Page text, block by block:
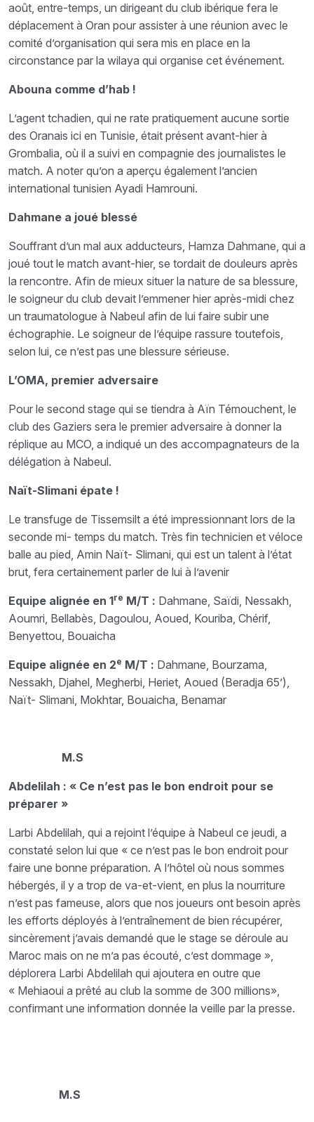
août, entre-temps, un dirigeant du club ibérique fera le
déplacement à Oran pour assister à une réunion avec le
comité d’organisation qui sera mis en place en la
circonstance par la wilaya qui organise cet événement.
Abouna comme d’hab !
L’agent tchadien, qui ne rate pratiquement aucune sortie
des Oranais ici en Tunisie, était présent avant-hier à
Grombalia, où il a suivi en compagnie des journalistes le
match. A noter qu’on a aperçu également l’ancien
international tunisien Ayadi Hamrouni.
Dahmane a joué blessé
Souffrant d’un mal aux adducteurs, Hamza Dahmane, qui a
joué tout le match avant-hier, se tordait de douleurs après
la rencontre. Afin de mieux situer la nature de sa blessure,
le soigneur du club devait l’emmener hier après-midi chez
un traumatologue à Nabeul afin de lui faire subir une
échographie. Le soigneur de l’équipe rassure toutefois,
selon lui, ce n’est pas une blessure sérieuse.
L’OMA, premier adversaire
Pour le second stage qui se tiendra à Aïn Témouchent, le
club des Gaziers sera le premier adversaire à donner la
réplique au MCO, a indiqué un des accompagnateurs de la
délégation à Nabeul.
Naït-Slimani épate !
Le transfuge de Tissemsilt a été impressionnant lors de la
seconde mi- temps du match. Très fin technicien et véloce
balle au pied, Amin Naït- Slimani, qui est un talent à l’état
brut, fera certainement parler de lui à l’avenir
Equipe alignée en 1re M/T : Dahmane, Saïdi, Nessakh,
Aoumri, Bellabès, Dagoulou, Aoued, Kouriba, Chérif,
Benyettou, Bouaicha
Equipe alignée en 2e M/T : Dahmane, Bourzama,
Nessakh, Djahel, Megherbi, Heriet, Aoued (Beradja 65’),
Naït- Slimani, Mokhtar, Bouaicha, Benamar
M.S
Abdelilah : « Ce n’est pas le bon endroit pour se
préparer »
Larbi Abdelilah, qui a rejoint l’équipe à Nabeul ce jeudi, a
constaté selon lui que « ce n’est pas le bon endroit pour
faire une bonne préparation. A l’hôtel où nous sommes
hébergés, il y a trop de va-et-vient, en plus la nourriture
n’est pas fameuse, alors que nos joueurs ont besoin après
les efforts déployés à l’entraînement de bien récupérer,
sincèrement j’avais demandé que le stage se déroule au
Maroc mais on ne m’a pas écouté, c’est dommage »,
déplorera Larbi Abdelilah qui ajoutera en outre que
« Mehiaoui a prêté au club la somme de 300 millions»,
confirmant une information donnée la veille par la presse.
M.S